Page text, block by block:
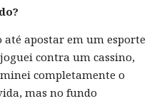
até apostar em um esporte
contra um cassino,
completamente o
mas no fundo